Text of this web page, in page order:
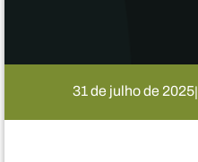
31 de julho de 2025|